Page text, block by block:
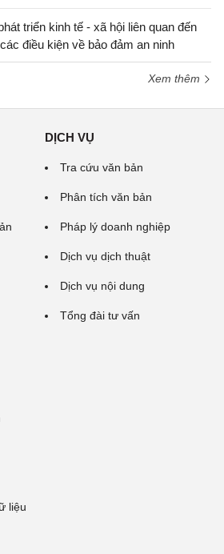
triển kinh tế - xã hội liên quan đến
điều kiện về bảo đảm an ninh
Xem thêm
DỊCH VỤ
Tra cứu văn bản
Phân tích văn bản
Pháp lý doanh nghiệp
Dịch vụ dịch thuật
Dịch vụ nội dung
Tổng đài tư vấn
liệu